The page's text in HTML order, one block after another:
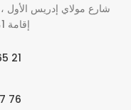
إقامة 1، حي رياض خريبكة
21
76